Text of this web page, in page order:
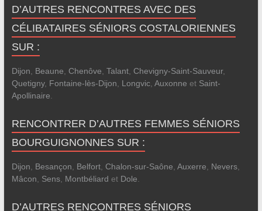
D’AUTRES RENCONTRES AVEC DES
CÉLIBATAIRES SÉNIORS COSTALORIENNES
SUR :
Dijon Beaune Chenôve Talant, Chevigny-Saint-Sauveur,
Quetigny, Fontaine-lès-Dijon Longvic, Auxonne et Saint-
Apollinaire
RENCONTRER D’AUTRES FEMMES SÉNIORS
BOURGUIGNONNES SUR :
Dijon Besançon Belfort, Chalon-sur-Saône Auxerre Nevers,
Mâcon
Sens, Montbéliard et Dole
D’AUTRES RENCONTRES SÉNIORS